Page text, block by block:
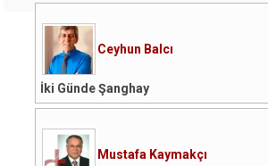
Ceyhun Balcı
İki Günde Şanghay
Mustafa Kaymakçı